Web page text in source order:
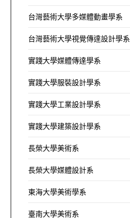
台灣藝術大學多媒體動畫學系
台灣藝術大學視覺傳達設計學系
實踐大學媒體傳達學系
實踐大學服裝設計學系
實踐大學工業設計學系
實踐大學建築設計學系
長榮大學美術系
長榮大學媒體設計系
東海大學美術學系
臺南大學美術系